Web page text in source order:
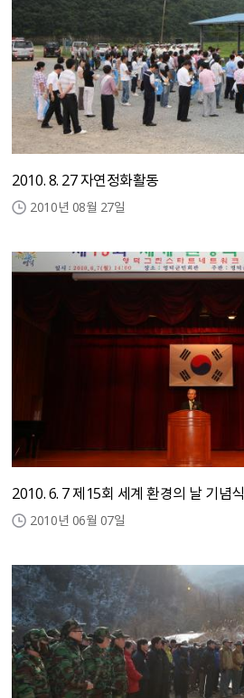
2010. 8. 27 자연정화활동
2010년 08월 27일
2010. 6. 7 제15회 세계 환경의 날 기념식
2010년 06월 07일